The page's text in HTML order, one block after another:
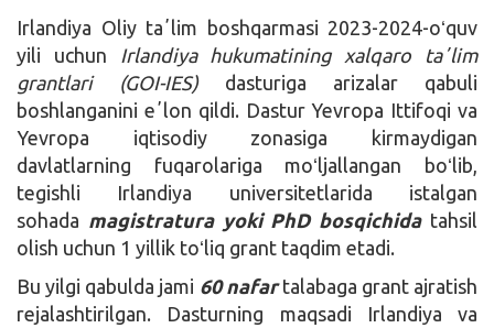
Irlandiya Oliy taʼlim boshqarmasi 2023-2024-oʻquv
yili uchun
Irlandiya hukumatining xalqaro taʼlim
grantlari
(GOI-IES)dasturiga arizalar qabuli
boshlanganini eʼlon qildi. Dastur Yevropa Ittifoqi va
Yevropa iqtisodiy zonasiga kirmaydigan
davlatlarning fuqarolariga moʻljallangan boʻlib,
tegishli Irlandiya universitetlarida istalgan
sohada magistratura yoki PhD bosqichidatahsil
olish uchun 1 yillik toʻliq grant taqdim etadi.
Bu yilgi qabulda jami 60 nafartalabaga grant ajratish
rejalashtirilgan. Dasturning maqsadi Irlandiya va